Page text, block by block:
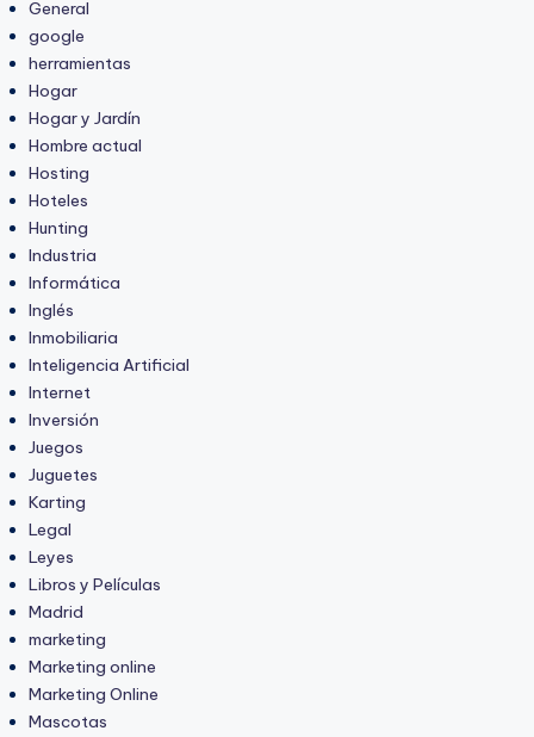
General
google
herramientas
Hogar
Hogar y Jardín
Hombre actual
Hosting
Hoteles
Hunting
Industria
Informática
Inglés
Inmobiliaria
Inteligencia Artificial
Internet
Inversión
Juegos
Juguetes
Karting
Legal
Leyes
Libros y Películas
Madrid
marketing
Marketing online
Marketing Online
Mascotas